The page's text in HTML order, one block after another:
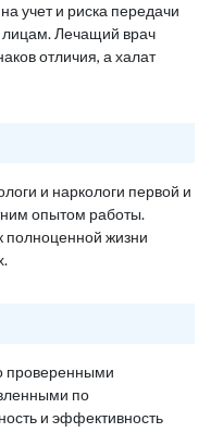
учет и риска передачи
Лечащий врач
отличия, а халат
и наркологи первой и
опытом работы.
полноценной жизни
проверенными
по
и эффективность